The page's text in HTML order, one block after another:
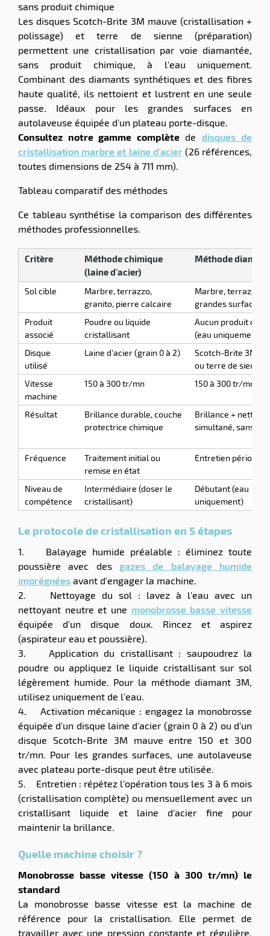
sans produit chimique
Les disques Scotch-Brite 3M mauve (cristallisation +
polissage) et terre de sienne (préparation)
permettent une cristallisation par voie diamantée,
sans produit chimique, à l'eau uniquement.
Combinant des diamants synthétiques et des fibres
haute qualité, ils nettoient et lustrent en une seule
passe. Idéaux pour les grandes surfaces en
autolaveuse équipée d'un plateau porte-disque.
Consultez notre gamme complètede disques de
cristallisation marbre et laine d'acier(26 références,
toutes dimensions de 254 à 711 mm).
Tableau comparatif des méthodes
Ce tableau synthétise la comparison des différentes
méthodes professionnelles.
Critère
Méthode chimique
(laine d'acier)
Méthode
Sol cible
Marbre, terrazzo,
granito, pierre calcaire
Marbre, terrazzo
grandes surfaces)
Produit
associé
Poudre ou liquide
cristallisant
Aucun produit
(eau uniquement)
Disque
utilisé
Laine d'acier (grain 0 à 2)
Scotch-Brite 3M
ou terre de sienne
Vitesse
machine
150 à 300 tr/mn 150 à 300 tr/mn
Résultat
Brillance durable, couche
protectrice chimique
Brillance +
simultané, sans
Fréquence
Traitement initial ou
remise en état
Entretien
Niveau de
compétence
Intermédiaire (doser le
cristallisant)
Débutant (eau
uniquement)
Le protocole de cristallisation en 5 étapes
1. Balayage humide préalable : éliminez toute
poussière avec des gazes de balayage humide
imprégnées avant d'engager la machine.
2. Nettoyage du sol : lavez à l'eau avec un
nettoyant neutre et une monobrosse basse vitesse
équipée d'un disque doux. Rincez et aspirez
(aspirateur eau et poussière).
3. Application du cristallisant : saupoudrez la
poudre ou appliquez le liquide cristallisant sur sol
légèrement humide. Pour la méthode diamant 3M,
utilisez uniquement de l'eau.
4. Activation mécanique : engagez la monobrosse
équipée d'un disque laine d'acier (grain 0 à 2) ou d'un
disque Scotch-Brite 3M mauve entre 150 et 300
tr/mn. Pour les grandes surfaces, une autolaveuse
avec plateau porte-disque peut être utilisée.
5. Entretien : répétez l'opération tous les 3 à 6 mois
(cristallisation complète) ou mensuellement avec un
cristallisant liquide et laine d'acier fine pour
maintenir la brillance.
Quelle machine choisir ?
Monobrosse basse vitesse (150 à 300 tr/mn) le
standard
La monobrosse basse vitesse est la machine de
référence pour la cristallisation. Elle permet de
travailler avec une pression constante et régulière,